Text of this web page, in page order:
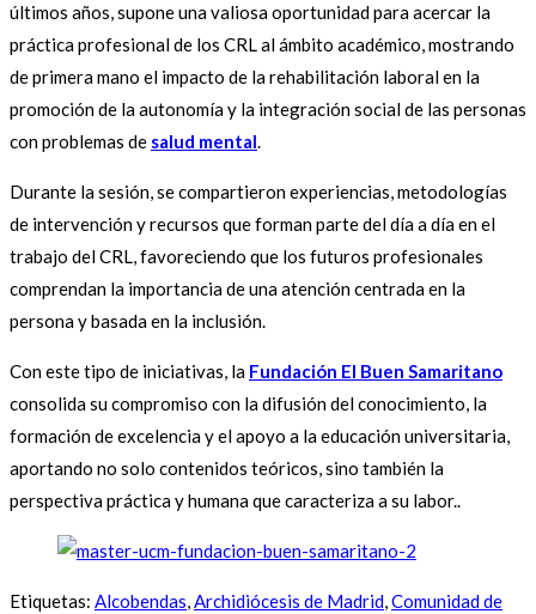
últimos años, supone una valiosa oportunidad para acercar la
práctica profesional de los CRL al ámbito académico, mostrando
de primera mano el impacto de la rehabilitación laboral en la
promoción de la autonomía y la integración social de las personas
con problemas de salud mental.
Durante la sesión, se compartieron experiencias, metodologías
de intervención y recursos que forman parte del día a día en el
trabajo del CRL, favoreciendo que los futuros profesionales
comprendan la importancia de una atención centrada en la
persona y basada en la inclusión.
Con este tipo de iniciativas, la Fundación El Buen Samaritano
consolida su compromiso con la difusión del conocimiento, la
formación de excelencia y el apoyo a la educación universitaria,
aportando no solo contenidos teóricos, sino también la
perspectiva práctica y humana que caracteriza a su labor..
Etiquetas: Alcobendas,Archidiócesis de Madrid,Comunidad de